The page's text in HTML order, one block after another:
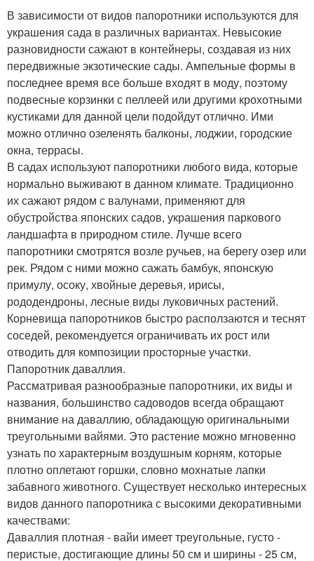
В зависимости от видов папоротники используются для
украшения сада в различных вариантах. Невысокие
разновидности сажают в контейнеры, создавая из них
передвижные экзотические сады. Ампельные формы в
последнее время все больше входят в моду, поэтому
подвесные корзинки с пеллеей или другими крохотными
кустиками для данной цели подойдут отлично. Ими
можно отлично озеленять балконы, лоджии, городские
окна, террасы.
В садах используют папоротники любого вида, которые
нормально выживают в данном климате. Традиционно
их сажают рядом с валунами, применяют для
обустройства японских садов, украшения паркового
ландшафта в природном стиле. Лучше всего
папоротники смотрятся возле ручьев, на берегу озер или
рек. Рядом с ними можно сажать бамбук, японскую
примулу, осоку, хвойные деревья, ирисы,
рододендроны, лесные виды луковичных растений.
Корневища папоротников быстро расползаются и теснят
соседей, рекомендуется ограничивать их рост или
отводить для композиции просторные участки.
Папоротник даваллия.
Рассматривая разнообразные папоротники, их виды и
названия, большинство садоводов всегда обращают
внимание на даваллию, обладающую оригинальными
треугольными вайями. Это растение можно мгновенно
узнать по характерным воздушным корням, которые
плотно оплетают горшки, словно мохнатые лапки
забавного животного. Существует несколько интересных
видов данного папоротника с высокими декоративными
качествами:
Даваллия плотная - вайи имеет треугольные, густо -
перистые, достигающие длины 50 см и ширины - 25 см,